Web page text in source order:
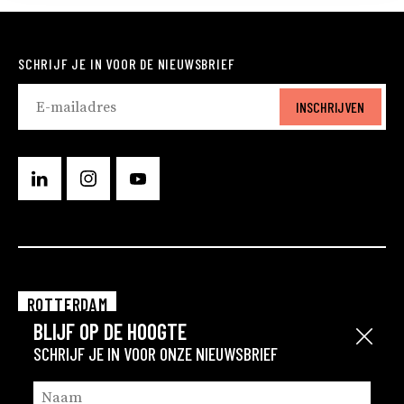
Sluit
BLIJF OP DE HOOGTE
SCHRIJF JE IN VOOR ONZE NIEUWSBRIEF
SCHRIJF JE IN VOOR DE NIEUWSBRIEF
INSCHRIJVEN
ROTTERDAM
EINDHOVEN
GRONINGEN